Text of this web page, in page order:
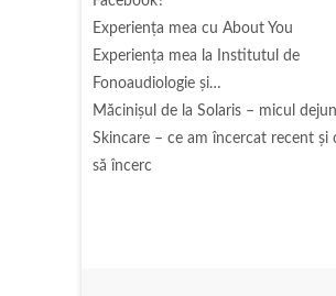
Experiența mea cu About You
Experiența mea la Institutul de
Fonoaudiologie și…
Măcinişul de la Solaris – micul
Skincare – ce am încercat recent și
să încerc